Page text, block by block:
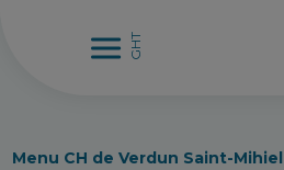
Menu CH de Verdun Saint-Mihiel